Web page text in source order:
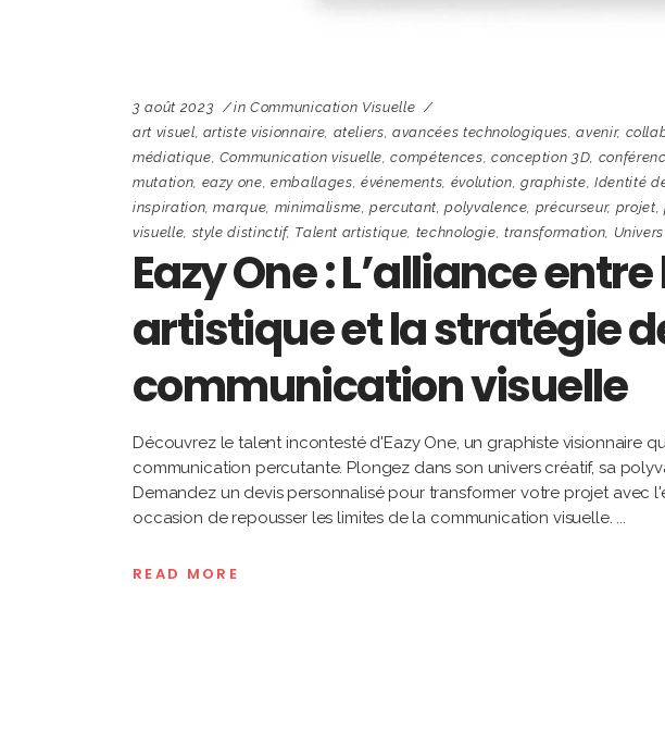
3 août 2023 in Communication Visuelle
art visuel artiste visionnaire ateliers ,avancées technologiques ,avenir,
médiatique Communication visuelle ,compétences conception 3D
mutation eazy one ,emballages événements évolution graphiste ,Identité
inspiration ,marque minimalisme ,percutant ,polyvalence précurseur, projet
visuelle style distinctif, Talent artistique technologie ,transformation
Eazy One : L’alliance
artistique et la stratégie
communication visuelle
Découvrez le talent incontesté d'Eazy One, un graphiste visionnaire
communication percutante. Plongez dans son univers créatif, sa
Demandez un devis personnalisé pour transformer votre projet avec
occasion de repousser les limites de la communication visuelle.
READ MORE